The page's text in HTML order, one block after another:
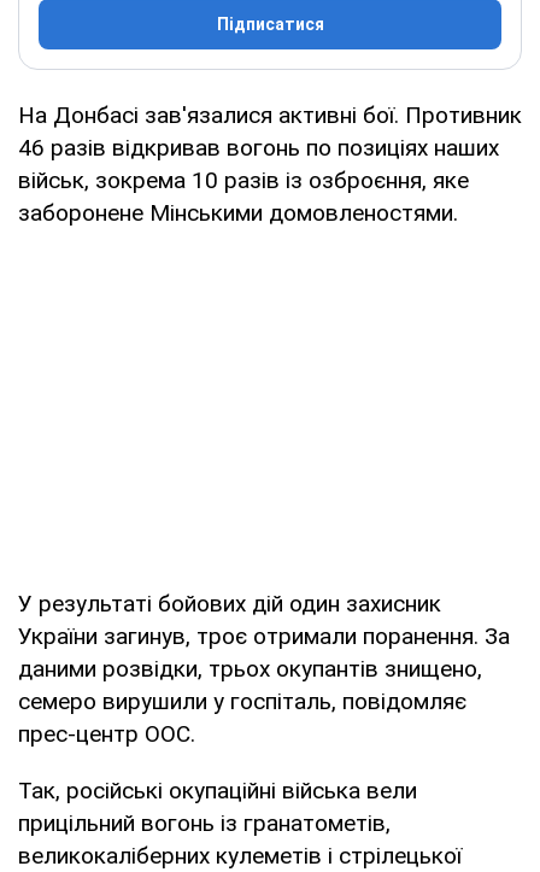
Підписатися
На Донбасі зав'язалися активні бої. Противник
46 разів відкривав вогонь по позиціях наших
військ, зокрема 10 разів із озброєння, яке
заборонене Мінськими домовленостями.
У результаті бойових дій один захисник
України загинув, троє отримали поранення. За
даними розвідки, трьох окупантів знищено,
семеро вирушили у госпіталь, повідомляє
прес-центр ООС.
Так, російські окупаційні війська вели
прицільний вогонь із гранатометів,
великокаліберних кулеметів і стрілецької